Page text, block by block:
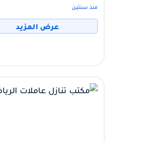
منذ سنتين
عرض المزيد